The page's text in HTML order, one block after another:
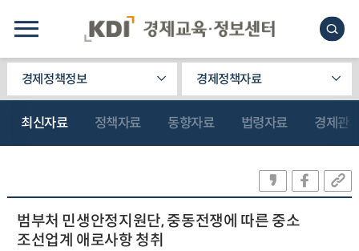
경제정책정보 경제정책자료
최신자료 정책자료 동향자료 법령자료 경제관
범부처 민생안정지원단, 중동전쟁에 따른 중소
조선업계 애로사항 청취